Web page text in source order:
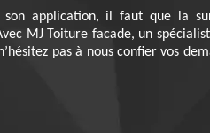
son application, il faut que la
MJ Toiture facade, un
pas à nous confier vos